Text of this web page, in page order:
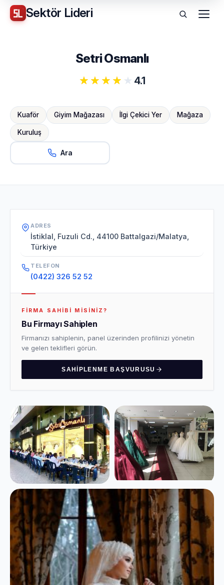
Sektör Lideri Menü
Setri Osmanlı
4.1
Kuaför Giyim Mağazası İlgi Çekici Yer Mağaza
Kuruluş
Ara
ADRES
İstiklal, Fuzuli Cd., 44100 Battalgazi/Malatya,
Türkiye
TELEFON
(0422) 326 52 52
FIRMA SAHIBI MISINIZ?
Bu Firmayı Sahiplen
Firmanızı sahiplenin, panel üzerinden profilinizi yönetin
ve gelen teklifleri görün.
SAHIPLENME BAŞVURUSU